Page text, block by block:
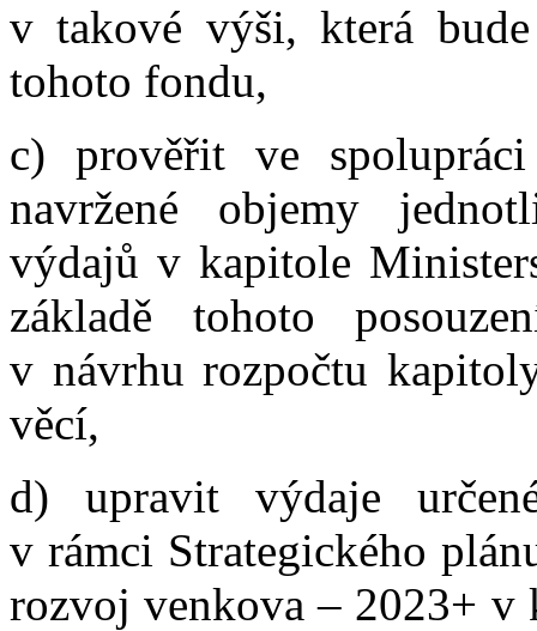
v takové výši, která
tohoto fondu,
c) prověřit ve
navržené objemy
výdajů v kapitole
základě tohoto
v návrhu rozpočtu
věcí,
d) upravit výdaje
v rámci Strategického
rozvoj venkova – 2023+ v